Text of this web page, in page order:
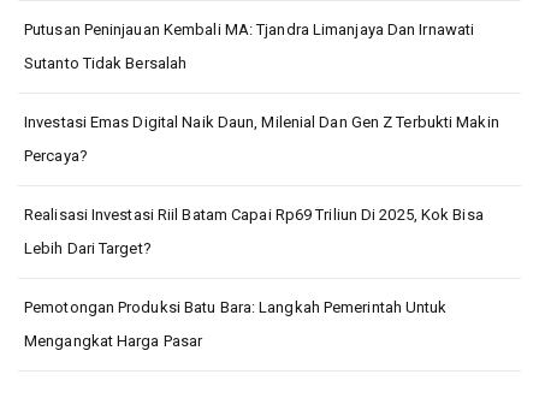
Putusan Peninjauan Kembali MA: Tjandra Limanjaya Dan Irnawati
Sutanto Tidak Bersalah
Investasi Emas Digital Naik Daun, Milenial Dan Gen Z Terbukti Makin
Percaya?
Realisasi Investasi Riil Batam Capai Rp69 Triliun Di 2025, Kok Bisa
Lebih Dari Target?
Pemotongan Produksi Batu Bara: Langkah Pemerintah Untuk
Mengangkat Harga Pasar